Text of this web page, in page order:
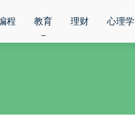
程 教育 理财 心理学